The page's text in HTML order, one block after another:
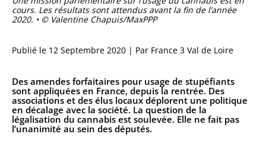
cours. Les résultats sont attendus avant la fin de l’année
2020. • © Valentine Chapuis/MaxPPP
Publié le 12 Septembre 2020 | Par France 3 Val de Loire
Des amendes forfaitaires pour usage de stupéfiants
sont appliquées en France, depuis la rentrée. Des
associations et des élus locaux déplorent une politique
en décalage avec la société. La question de la
légalisation du cannabis est soulevée. Elle ne fait pas
l’unanimité au sein des députés.